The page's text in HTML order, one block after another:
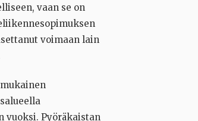
vaan se on
voimaan lain
vuoksi. Pyöräkaistan